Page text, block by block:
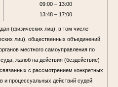
09:00 – 13:00
13:48 – 17:00
(физических лиц), в том числе
лиц), общественных объединений,
местного самоуправления по
жалоб на действия (бездействие)
с рассмотрением конкретных
и процессуальных действий судей